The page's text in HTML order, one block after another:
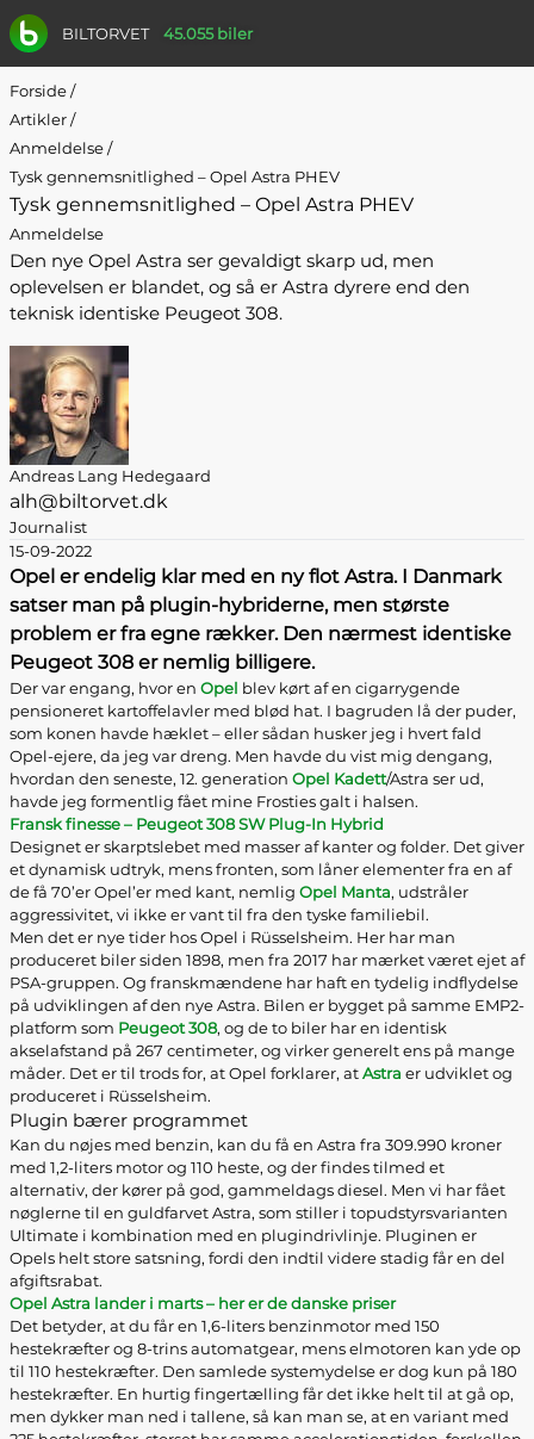
BILTORVET 45.055 biler
Forside/
Artikler/
Anmeldelse/
Tysk gennemsnitlighed – Opel Astra PHEV
Tysk gennemsnitlighed – Opel Astra PHEV
Anmeldelse
Den nye Opel Astra ser gevaldigt skarp ud, men
oplevelsen er blandet, og så er Astra dyrere end den
teknisk identiske Peugeot 308.
Andreas Lang Hedegaard
alh@biltorvet.dk
Journalist
15-09-2022
Opel er endelig klar med en ny flot Astra. I Danmark
satser man på plugin-hybriderne, men største
problem er fra egne rækker. Den nærmest identiske
Peugeot 308 er nemlig billigere.
Der var engang, hvor en Opel blev kørt af en cigarrygende
pensioneret kartoffelavler med blød hat. I bagruden lå der puder,
som konen havde hæklet – eller sådan husker jeg i hvert fald
Opel-ejere, da jeg var dreng. Men havde du vist mig dengang,
hvordan den seneste, 12. generation Opel Kadett/Astra ser ud,
havde jeg formentlig fået mine Frosties galt i halsen.
Fransk finesse – Peugeot 308 SW Plug-In Hybrid
Designet er skarptslebet med masser af kanter og folder. Det giver
et dynamisk udtryk, mens fronten, som låner elementer fra en af
de få 70’er Opel’er med kant, nemlig Opel Manta, udstråler
aggressivitet, vi ikke er vant til fra den tyske familiebil.
Men det er nye tider hos Opel i Rüsselsheim. Her har man
produceret biler siden 1898, men fra 2017 har mærket været ejet af
PSA-gruppen. Og franskmændene har haft en tydelig indflydelse
på udviklingen af den nye Astra. Bilen er bygget på samme EMP2-
platform som Peugeot 308, og de to biler har en identisk
akselafstand på 267 centimeter, og virker generelt ens på mange
måder. Det er til trods for, at Opel forklarer, atAstra er udviklet og
produceret i Rüsselsheim.
Plugin bærer programmet
Kan du nøjes med benzin, kan du få en Astra fra 309.990 kroner
med 1,2-liters motor og 110 heste, og der findes tilmed et
alternativ, der kører på god, gammeldags diesel. Men vi har fået
nøglerne til en guldfarvet Astra, som stiller i topudstyrsvarianten
Ultimate i kombination med en plugindrivlinje. Pluginen er
Opels helt store satsning, fordi den indtil videre stadig får en del
afgiftsrabat.
Opel Astra lander i marts – her er de danske priser
Det betyder, at du får en 1,6-liters benzinmotor med 150
hestekræfter og 8-trins automatgear, mens elmotoren kan yde op
til 110 hestekræfter. Den samlede systemydelse er dog kun på 180
hestekræfter. En hurtig fingertælling får det ikke helt til at gå op,
men dykker man ned i tallene, så kan man se, at en variant med